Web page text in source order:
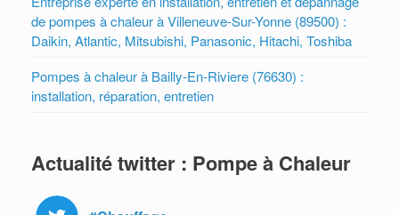
de pompes à chaleur à Villeneuve-Sur-Yonne (89500) :
Daikin, Atlantic, Mitsubishi, Panasonic, Hitachi, Toshiba
Pompes à chaleur à Bailly-En-Riviere (76630) :
installation, réparation, entretien
Actualité twitter : Pompe à Chaleur